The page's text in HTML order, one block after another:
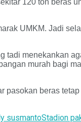
120 ton beras
UMKM. Jadi
menekankan
murah bagi
beras
susmantoStadion